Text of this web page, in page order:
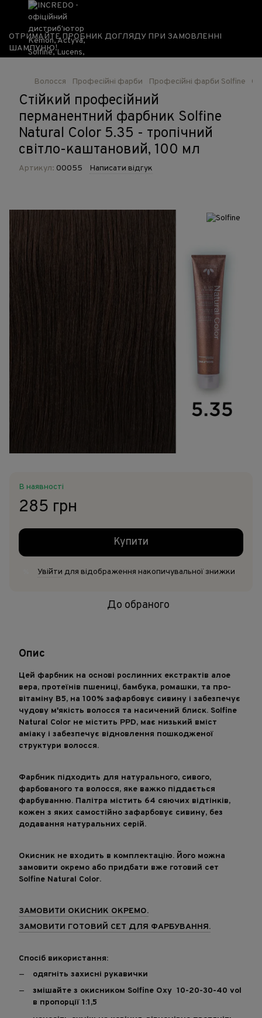
ОТРИМАЙТЕ ПРОБНИК ДОГЛЯДУ ПРИ ЗАМОВЛЕННІ
ШАМПУНЮ!
Волосся Професійні фарби Професійні фарби Solfine
Стійкий професійний
перманентний фарбник Solfine
Natural Color 5.35 - тропічний
світло-каштановий, 100 мл
Артикул: 00055 Написати відгук
В наявності
285 грн
Купити
Увійти для відображення накопичувальної знижки
До обраного
Опис
Цей фарбник на основі рослинних екстрактів алое
вера, протеїнів пшениці, бамбука, ромашки, та про-
вітаміну B5, на 100% зафарбовує сивину і забезпечує
чудову м'якість волосся та насичений блиск. Solfine
Natural Color не містить PPD, має низький вміст
аміаку і забезпечує відновлення пошкодженої
структури волосся.
Фарбник підходить для натурального, сивого,
фарбованого та волосся, яке важко піддається
фарбуванню. Палітра містить 64 сяючих відтінків,
кожен з яких самостійно зафарбовує сивину, без
додавання натуральних серій.
Окисник не входить в комплектацію. Його можна
замовити окремо або придбати вже готовий сет
Solfine Natural Color.
ЗАМОВИТИ ОКИСНИК ОКРЕМО.
ЗАМОВИТИ ГОТОВИЙ СЕТ ДЛЯ ФАРБУВАННЯ.
Спосіб використання:
одягніть захисні рукавички
змішайте з окисником Solfine Oxy 10-20-30-40 vol
в пропорції 1:1,5